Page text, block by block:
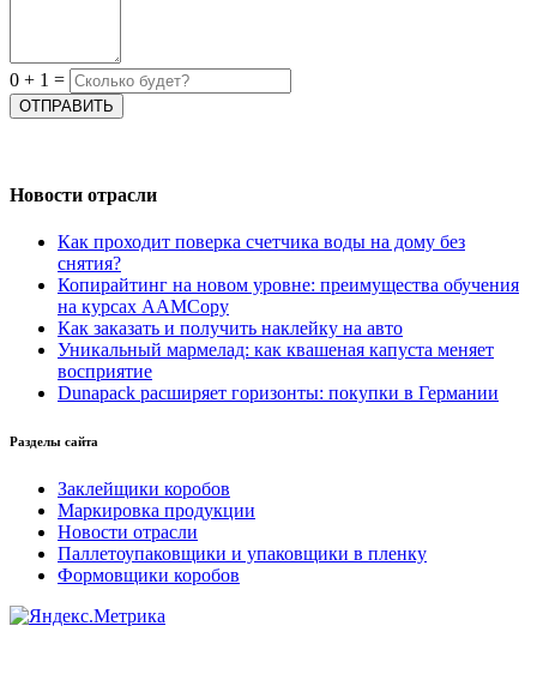
0 + 1 =
Новости отрасли
Как проходит поверка счетчика воды на дому без
снятия?
Копирайтинг на новом уровне: преимущества обучения
на курсах AAMCopy
Как заказать и получить наклейку на авто
Уникальный мармелад: как квашеная капуста меняет
восприятие
Dunapack расширяет горизонты: покупки в Германии
Разделы сайта
Заклейщики коробов
Маркировка продукции
Новости отрасли
Паллетоупаковщики и упаковщики в пленку
Формовщики коробов